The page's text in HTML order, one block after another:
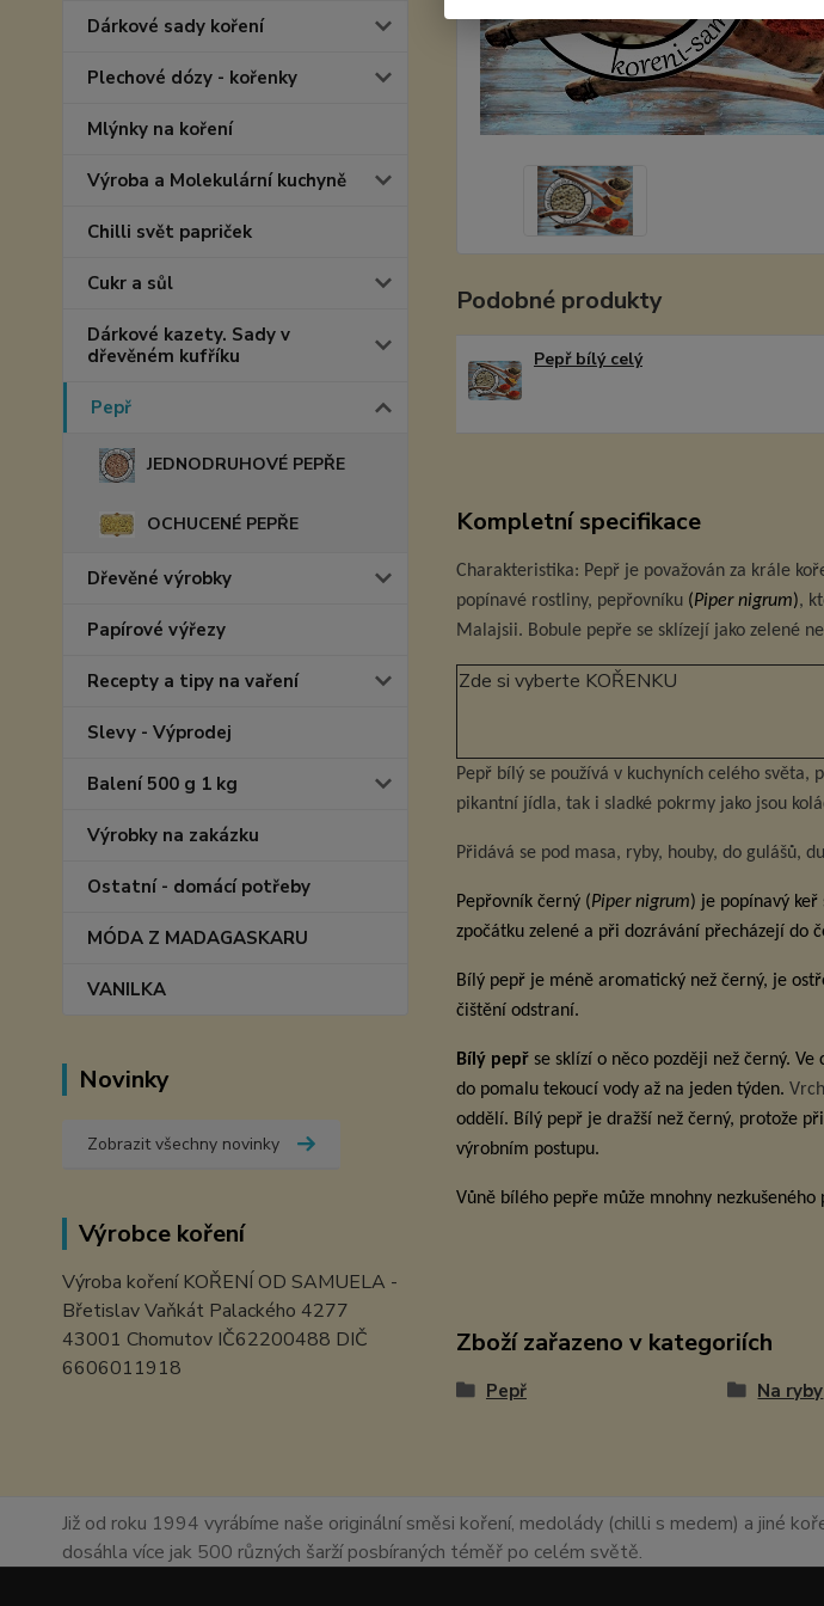
Dárkové sady koření
Plechové dózy - kořenky
Mlýnky na koření
Výroba a Molekulární kuchyně
Chilli svět papriček
Cukr a sůl
Dárkové kazety. Sady v
dřevěném kufříku
Pepř
JEDNODRUHOVÉ PEPŘE
OCHUCENÉ PEPŘE
Dřevěné výrobky
Papírové výřezy
Recepty a tipy na vaření
Slevy - Výprodej
Balení 500 g 1 kg
Výrobky na zakázku
Ostatní - domácí potřeby
MÓDA Z MADAGASKARU
VANILKA
Novinky
Zobrazit všechny novinky
Výrobce koření
Výroba koření KOŘENÍ OD SAMUELA -
Břetislav Vaňkát Palackého 4277
43001 Chomutov IČ62200488 DIČ
6606011918
Podobné produkty
Pepř bílý celý
Kompletní specifikace
Charakteristika: Pepř je považován za krále
popínavé rostliny, pepřovníku (Piper nigrum),
Malajsii. Bobule pepře se sklízejí jako zelené
Zde si vyberte KOŘENKU
Pepř bílý se používá v kuchyních celého
pikantní jídla, tak i sladké pokrmy jako jsou
Přidává se pod masa, ryby, houby, do gulášů,
Pepřovník černý (Piper nigrum) je popínavý
zpočátku zelené a při dozrávání přecházejí do
Bílý pepř je méně aromatický než černý, je
čištění odstraní.
Bílý pepř se sklízí o něco později než černý.
do pomalu tekoucí vody až na jeden týden.
oddělí. Bílý pepř je dražší než černý, protože
výrobním postupu.
Vůně bílého pepře může mnohny
Zboží zařazeno v kategoriích
Pepř Na ryby
Již od roku 1994 vyrábíme naše originální směsi koření, medolády (chilli s medem) a jiné
dosáhla více jak 500 různých šarží posbíraných téměř po celém světě.